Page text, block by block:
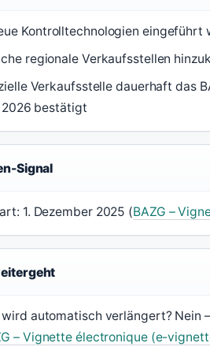
Kontrolltechnologien eingeführt
regionale Verkaufsstellen
Verkaufsstelle dauerhaft das
bestätigt
Signal
1. Dezember 2025 (BAZG –
automatisch verlängert? Nein
– Vignette électronique (e-